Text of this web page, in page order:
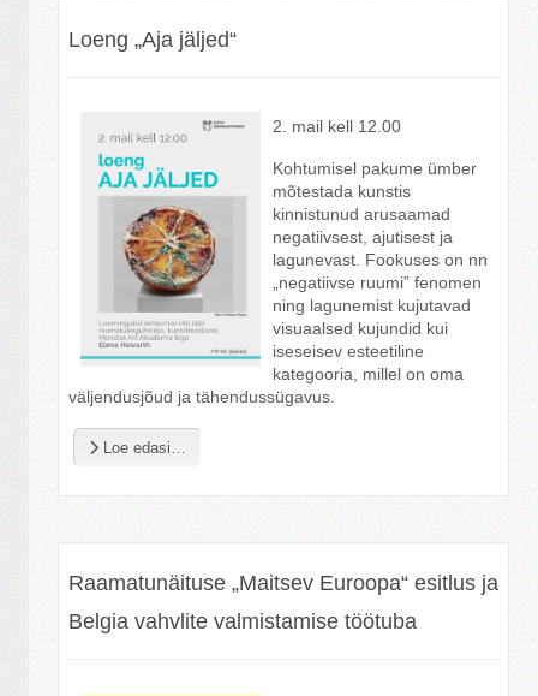
Loeng „Aja jäljed“
2. mail kell 12.00
Kohtumisel pakume ümber
mõtestada kunstis
kinnistunud arusaamad
negatiivsest, ajutisest ja
lagunevast. Fookuses on nn
„negatiivse ruumi” fenomen
ning lagunemist kujutavad
visuaalsed kujundid kui
iseseisev esteetiline
kategooria, millel on oma
väljendusjõud ja tähendussügavus.
Loe edasi…
Raamatunäituse „Maitsev Euroopa“ esitlus ja
Belgia vahvlite valmistamise töötuba